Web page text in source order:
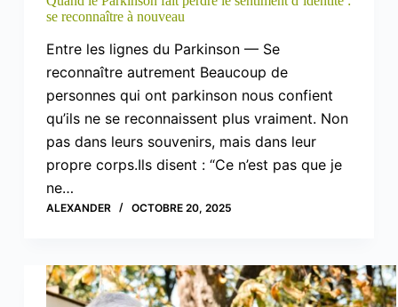
se reconnaître à nouveau
Entre les lignes du Parkinson — Se
reconnaître autrement Beaucoup de
personnes qui ont parkinson nous confient
qu’ils ne se reconnaissent plus vraiment. Non
pas dans leurs souvenirs, mais dans leur
propre corps.Ils disent : “Ce n’est pas que je
ne…
ALEXANDER OCTOBRE 20, 2025